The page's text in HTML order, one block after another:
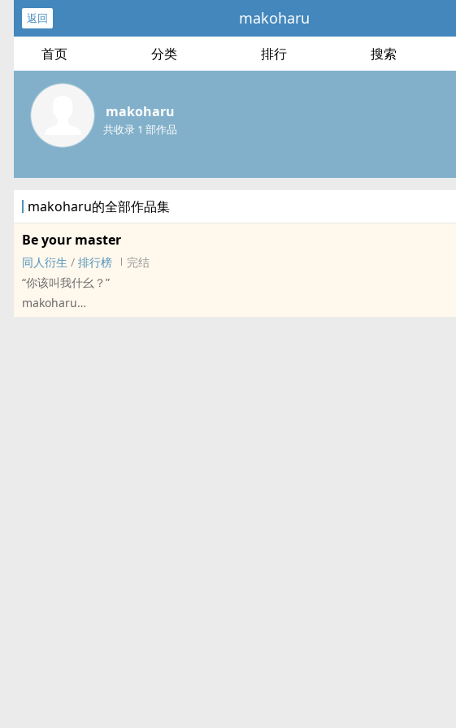
返回 makoharu
首页 分类 排行 搜索
makoharu
共收录 1 部作品
makoharu的全部作品集
Be your master
同人衍生 / 排行榜
完结
“你该叫我什幺？”
makoharu